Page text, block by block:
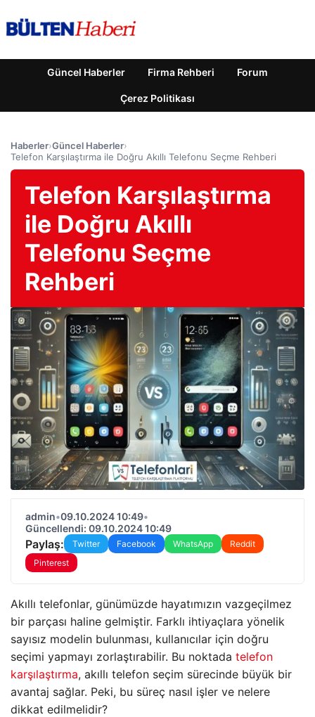
Güncel Haberler Firma Rehberi Forum
Çerez Politikası
Haberler›Güncel Haberler›
Telefon Karşılaştırma ile Doğru Akıllı Telefonu Seçme Rehberi
Telefon Karşılaştırma
ile Doğru Akıllı
Telefonu Seçme
Rehberi
admin•09.10.2024 10:49•
Güncellendi: 09.10.2024 10:49
Paylaş: Twitter Facebook WhatsApp
Reddit
Pinterest
Akıllı telefonlar, günümüzde hayatımızın vazgeçilmez
bir parçası haline gelmiştir. Farklı ihtiyaçlara yönelik
sayısız modelin bulunması, kullanıcılar için doğru
seçimi yapmayı zorlaştırabilir. Bu noktada telefon
karşılaştırma, akıllı telefon seçim sürecinde büyük bir
avantaj sağlar. Peki, bu süreç nasıl işler ve nelere
dikkat edilmelidir?